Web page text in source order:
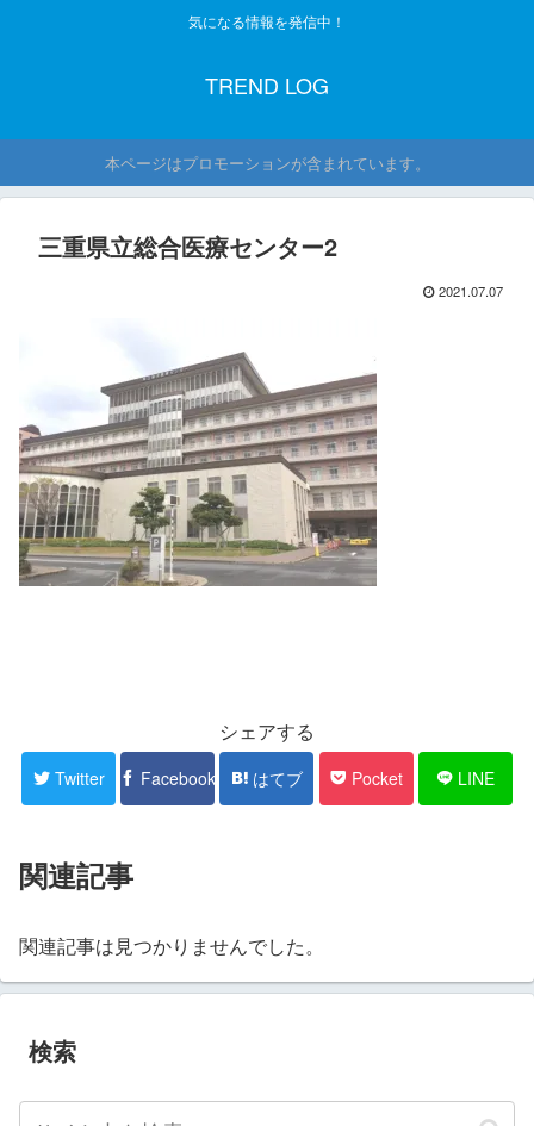
気になる情報を発信中！
TREND LOG
本ページはプロモーションが含まれています。
三重県立総合医療センター2
2021.07.07
シェアする
Twitter Facebook はてブ Pocket LINE
関連記事
関連記事は見つかりませんでした。
検索